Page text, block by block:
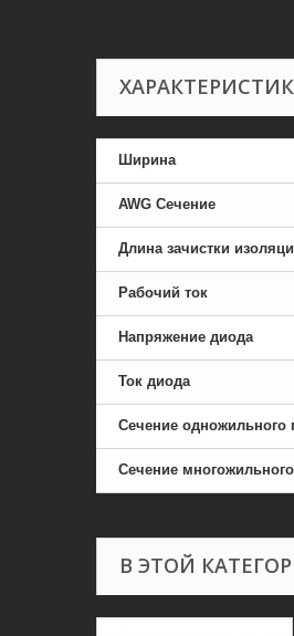
Ширина
AWG Сечение
Длина зачистки
Рабочий ток
Напряжение диода
Ток диода
Сечение одножильного
Сечение
В ЭТОЙ